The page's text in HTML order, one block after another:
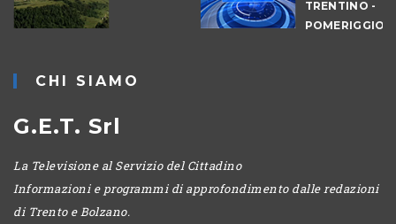
TRENTINO -
POMERIGGIO
CHI SIAMO
G.E.T. Srl
La Televisione al Servizio del Cittadino
Informazioni e programmi di approfondimento dalle redazioni
di Trento e Bolzano.